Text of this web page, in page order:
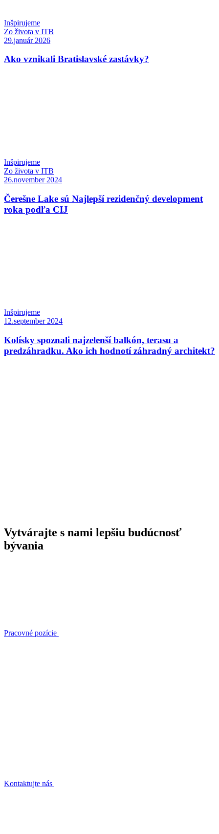
Inšpirujeme
Zo života v ITB
29.január 2026
Ako vznikali Bratislavské zastávky?
Inšpirujeme
Zo života v ITB
26.november 2024
Čerešne Lake sú Najlepší rezidenčný development
roka podľa CIJ
Inšpirujeme
12.september 2024
Kolísky spoznali najzelenší balkón, terasu a
predzáhradku. Ako ich hodnotí záhradný architekt?
Vytvárajte s nami lepšiu budúcnosť
bývania
Pracovné pozície
Kontaktujte nás